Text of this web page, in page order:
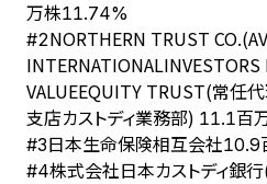
万株11.74%
#2NORTHERN TRUST
VALUEEQUITY TRUST(常任
支店カストディ業務部) 11.1百
#3日本生命保険相互会社10.9
#4株式会社日本カストディ銀